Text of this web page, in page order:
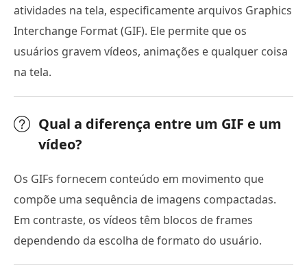
atividades na tela, especificamente arquivos Graphics
Interchange Format (GIF). Ele permite que os
usuários gravem vídeos, animações e qualquer coisa
na tela.
Qual a diferença entre um GIF e um
vídeo?
Os GIFs fornecem conteúdo em movimento que
compõe uma sequência de imagens compactadas.
Em contraste, os vídeos têm blocos de frames
dependendo da escolha de formato do usuário.